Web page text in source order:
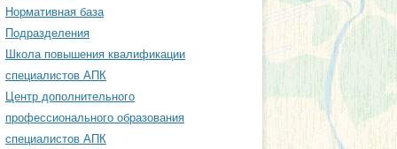
ЦЕНТР
Нормативная база
Подразделения
Школа повышения квалификации
специалистов АПК
Центр дополнительного
профессионального образования
специалистов АПК